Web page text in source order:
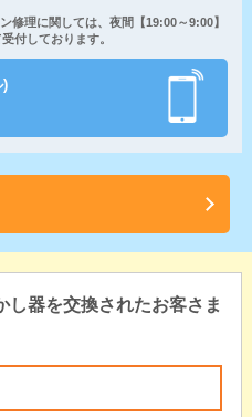
修理に関しては、夜間【19:00～9:00】
付しております。
)
し器を交換されたお客さま